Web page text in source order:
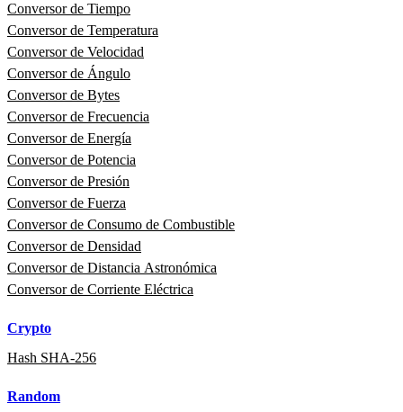
Conversor de Tiempo
Conversor de Temperatura
Conversor de Velocidad
Conversor de Ángulo
Conversor de Bytes
Conversor de Frecuencia
Conversor de Energía
Conversor de Potencia
Conversor de Presión
Conversor de Fuerza
Conversor de Consumo de Combustible
Conversor de Densidad
Conversor de Distancia Astronómica
Conversor de Corriente Eléctrica
Crypto
Hash SHA-256
Random